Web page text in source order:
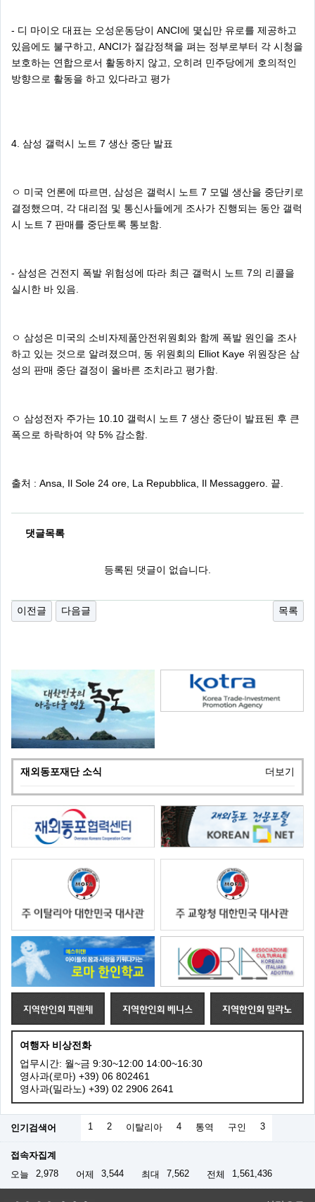
- 디 마이오 대표는 오성운동당이 ANCI에 몇십만 유로를 제공하고
있음에도 불구하고, ANCI가 절감정책을 펴는 정부로부터 각 시청을
보호하는 연합으로서 활동하지 않고, 오히려 민주당에게 호의적인
방향으로 활동을 하고 있다라고 평가
4. 삼성 갤럭시 노트 7 생산 중단 발표
ㅇ 미국 언론에 따르면, 삼성은 갤럭시 노트 7 모델 생산을 중단키로
결정했으며, 각 대리점 및 통신사들에게 조사가 진행되는 동안 갤럭
시 노트 7 판매를 중단토록 통보함.
- 삼성은 건전지 폭발 위험성에 따라 최근 갤럭시 노트 7의 리콜을
실시한 바 있음.
ㅇ 삼성은 미국의 소비자제품안전위원회와 함께 폭발 원인을 조사
하고 있는 것으로 알려졌으며, 동 위원회의 Elliot Kaye 위원장은 삼
성의 판매 중단 결정이 올바른 조치라고 평가함.
ㅇ 삼성전자 주가는 10.10 갤럭시 노트 7 생산 중단이 발표된 후 큰
폭으로 하락하여 약 5% 감소함.
출처 : Ansa, Il Sole 24 ore, La Repubblica, Il Messaggero. 끝.
댓글목록
등록된 댓글이 없습니다.
이전글 다음글 목록
재외동포재단 소식 더보기
여행자 비상전화
업무시간: 월~금 9:30~12:00 14:00~16:30
영사과(로마) +39) 06 802461
영사과(밀라노) +39) 02 2906 2641
인기검색어 1 2 이탈리아 4 통역 구인 3
접속자집계
오늘 2,978 어제 3,544 최대 7,562 전체 1,561,436